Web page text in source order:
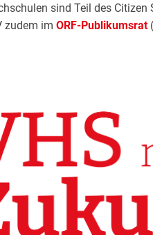
sind Teil des Citizen
zudem im ORF-Publikumsrat